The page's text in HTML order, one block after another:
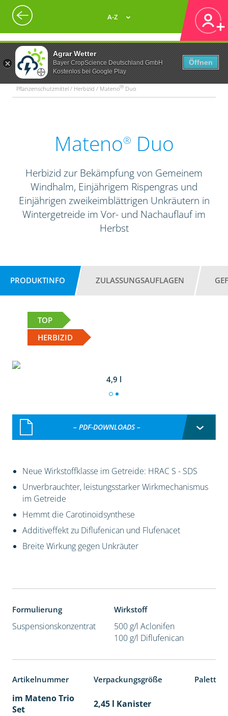
Agrar Wetter
Bayer CropScience Deutschland GmbH
Kostenlos bei Google Play
Öffnen
A-Z
Pflanzenschutzmittel / Herbizid / Mateno® Duo
Mateno® Duo
Herbizid zur Bekämpfung von Gemeinem
Windhalm, Einjährigem Rispengras und
Einjährigen zweikeimblättrigen Unkräutern in
Wintergetreide im Vor- und Nachauflauf im
Herbst
PRODUKTINFO ZULASSUNGSAUFLAGEN
TOP
HERBIZID
4,9 l
– PDF-DOWNLOADS –
Neue Wirkstoffklasse im Getreide: HRAC S - SDS
Unverbrauchter, leistungsstarker Wirkmechanismus
im Getreide
Hemmt die Carotinoidsynthese
Additiveffekt zu Diflufenican und Flufenacet
Breite Wirkung gegen Unkräuter
Formulierung
Suspensionskonzentrat
Wirkstoff
500 g/l Aclonifen
100 g/l Diflufenican
Artikelnummer Verpackungsgröße
im Mateno Trio
Set
2,45 l Kanister